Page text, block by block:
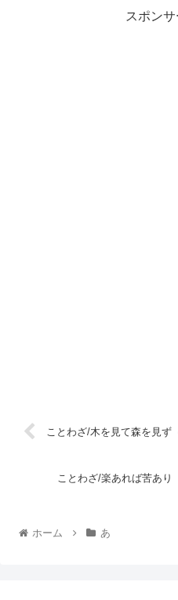
スポン
ことわざ/木を見て森を見ず
ことわざ/楽あれば苦あり
ホーム あ